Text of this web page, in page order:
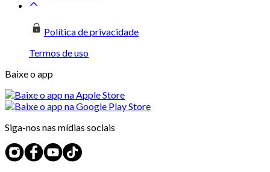
Política de privacidade
Termos de uso
Baixe o app
Siga-nos nas mídias sociais